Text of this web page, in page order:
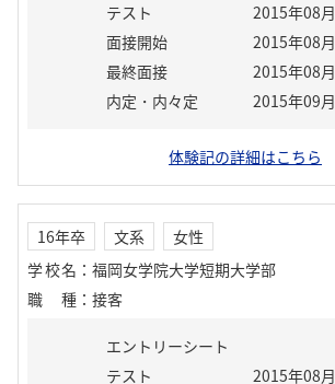
テスト
2015年08月
面接開始
2015年08月
最終面接
2015年08月
内定・内々定
2015年09月
体験記の詳細はこちら
16年卒 文系
女性
学校名 ： 福岡女学院大学短期大学部
職種 ： 接客
エントリーシート
テスト
2015年08月